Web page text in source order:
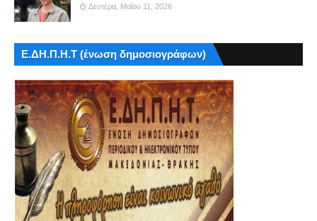
Δευτέρα, Μαΐου 11, 2026
Ε.ΔΗ.Π.Η.Τ (ένωση δημοσιογράφων)